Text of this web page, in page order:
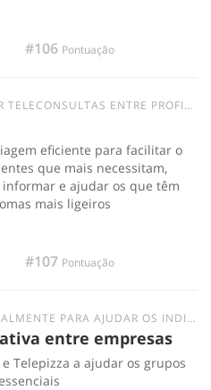
#106 Pontuação
PROFISSIONAIS DE SAÚDE E A POPULAÇÃO?
eficiente para facilitar o
que mais necessitam,
e ajudar os que têm
mais ligeiros
#107 Pontuação
GRUPOS MAIS FRÁGEIS E AS PESSOAS EM SITUAÇÃO DE SEM-ABRIGO?
entre empresas
Telepizza a ajudar os grupos